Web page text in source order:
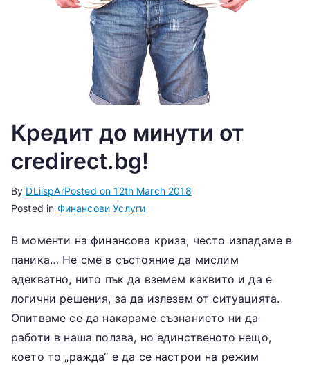
Кредит до минути от
credirect.bg!
By DLiispArPosted on12th March 2018
Posted in Финансови Услуги
В моменти на финансова криза, често изпадаме в
паника… Не сме в състояние да мислим
адекватно, нито пък да вземем каквито и да е
логични решения, за да излезем от ситуацията.
Опитваме се да накараме съзнанието ни да
работи в наша ползва, но единственото нещо,
което то „ражда“ е да се настрои на режим